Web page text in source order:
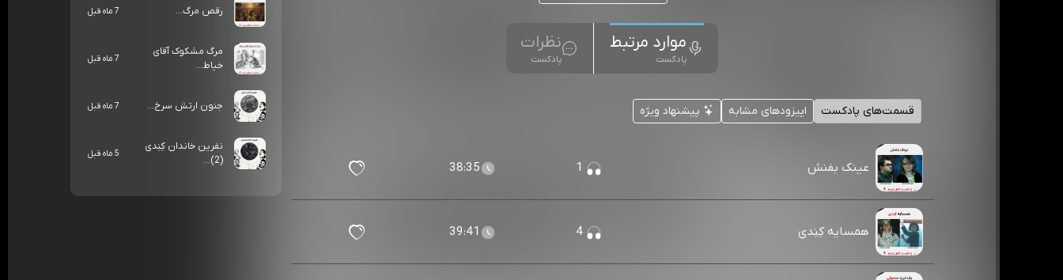
موارد مرتبط
پادکست
نظرات
پادکست
قسمت‌های پادکست اپیزودهای مشابه پیشنهاد ویژه
عینک بفنش 38:35
همسایه کِنِدی 4
39:41
رقص مرگ... 7 ماه قبل
مرگ مشکوک آقای
خیاط...
7 ماه قبل
جنون ارتش سرخ... 7 ماه قبل
نفرین خاندان کِنِدی
(2)...
5 ماه قبل